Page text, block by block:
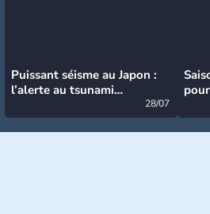
Puissant séisme au Japon :
l’alerte au tsunami
28/07